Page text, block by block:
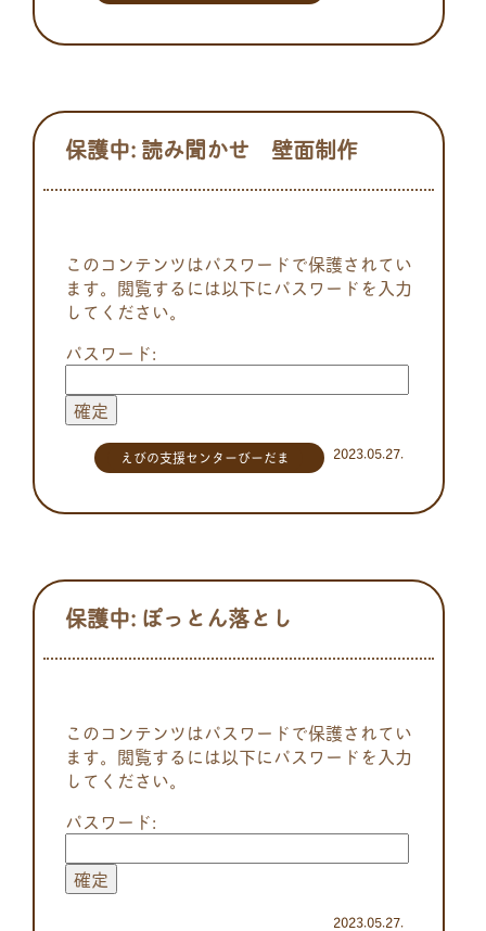
保護中: 読み聞かせ 壁面制作
このコンテンツはパスワードで保護されてい
ます。閲覧するには以下にパスワードを入力
してください。
パスワード:
2023.05.27.
えびの支援センターびーだま
保護中: ぽっとん落とし
このコンテンツはパスワードで保護されてい
ます。閲覧するには以下にパスワードを入力
してください。
パスワード:
2023.05.27.